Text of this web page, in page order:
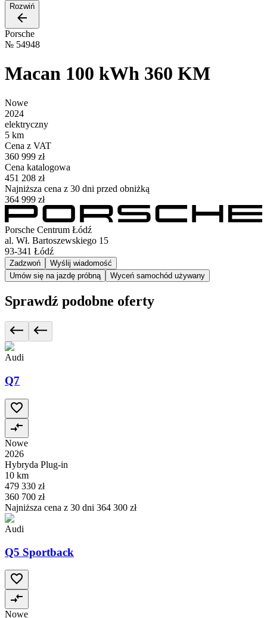
Rozwiń
Porsche
№ 54948
Macan 100 kWh 360 KM
Nowe
2024
elektryczny
5 km
Cena z VAT
360 999 zł
Cena katalogowa
451 208 zł
Najniższa cena z 30 dni przed obniżką
364 999 zł
Porsche Centrum Łódź
al. Wł. Bartoszewskiego 15
93-341 Łódź
Zadzwoń
Wyślij wiadomość
Umów się na jazdę próbną
Wyceń samochód używany
Sprawdź podobne oferty
Audi
Q7
Nowe
2026
Hybryda Plug-in
10 km
479 330 zł
360 700 zł
Najniższa cena z 30 dni 364 300 zł
Audi
Q5 Sportback
Nowe